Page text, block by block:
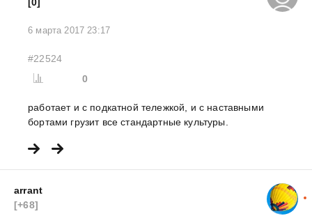
[0]
6 марта 2017 23:17
#22524
0
работает и с подкатной тележкой, и с наставными
бортами грузит все стандартные культуры.
arrant
[+68]